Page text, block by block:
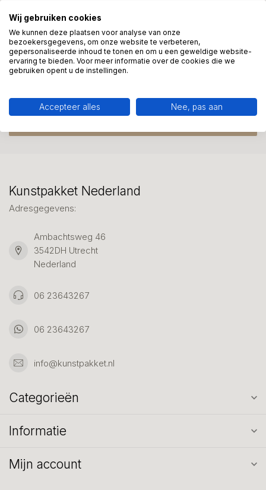
Meer informatie?
Kunstpakket Nederland
Adresgegevens:
Ambachtsweg 46
3542DH Utrecht
Nederland
06 23643267
06 23643267
info@kunstpakket.nl
Categorieën
Informatie
Mijn account
Wij gebruiken cookies
We kunnen deze plaatsen voor analyse van onze
bezoekersgegevens, om onze website te verbeteren,
gepersonaliseerde inhoud te tonen en om u een geweldige website-
ervaring te bieden. Voor meer informatie over de cookies die we
gebruiken opent u de instellingen.
Accepteer alles Nee, pas aan